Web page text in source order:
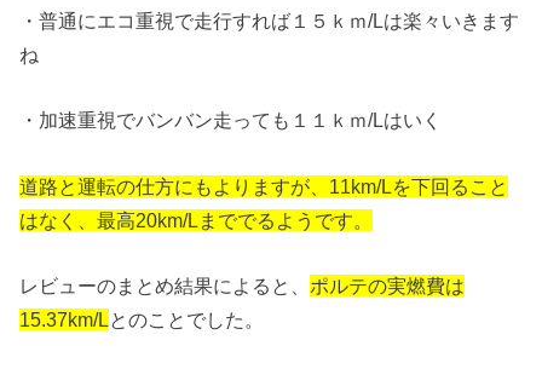
・普通にエコ重視で走行すれば１５ｋｍ/Lは楽々いきます
ね
・加速重視でバンバン走っても１１ｋｍ/Lはいく
道路と運転の仕方にもよりますが、11km/Lを下回ること
はなく、最高20km/Lまででるようです。
レビューのまとめ結果によると、 ポルテの実燃費は
15.37km/Lとのことでした。